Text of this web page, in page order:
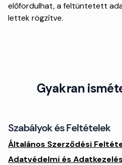
előfordulhat, a feltüntetett
lettek rögzítve.
Gyakran
Szabályok és Feltételek
Általános Szerződési
Adatvédelmi és